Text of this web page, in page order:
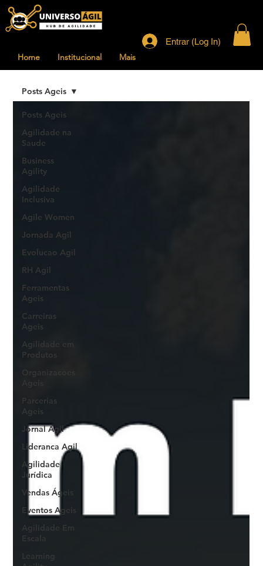
Home Institucional Mais
Entrar (Log In)
Posts Ageis
Agilidade na
Saude
Business
Agility
Agilidade
Inclusiva
Agile Women
Jornada Agil
Evolucao Agil
RH Agil
Ferramentas
Ageis
Carreiras
Ageis
Agilidade em
Produtos
Parcerias
Ageis
Jornal Agil
Lideranca Agil
Agilidade
Jurídica
Vendas Ágeis
Eventos Ageis
Agilidade Em
Learning
Posts Ageis